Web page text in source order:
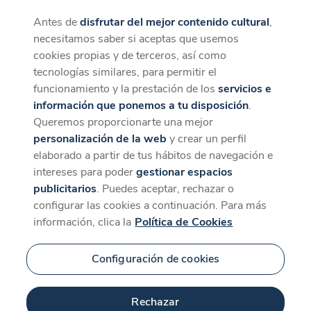
CaixaForum+
La mejor experiencia desde la App
Descargar
Contenido relacionado
para 'Frederic Amat'
64 min
Antes dedisfrutar del mejor contenido cultural,
necesitamos saber si aceptas que usemos
cookies propias y de terceros, así como
tecnologías similares, para permitir el
funcionamiento y la prestación de losservicios e
información que ponemos a tu disposición.
Queremos proporcionarte una mejor
personalización de la web y crear un perfil
elaborado a partir de tus hábitos de navegación e
intereses para podergestionar espacios
publicitarios. Puedes aceptar, rechazar o
configurar las cookies a continuación. Para más
información, clica la Política de Cookies
Configuración de cookies
Rechazar